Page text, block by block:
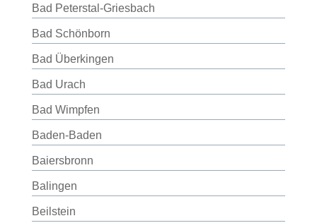
Bad Peterstal-Griesbach
Bad Schönborn
Bad Überkingen
Bad Urach
Bad Wimpfen
Baden-Baden
Baiersbronn
Balingen
Beilstein